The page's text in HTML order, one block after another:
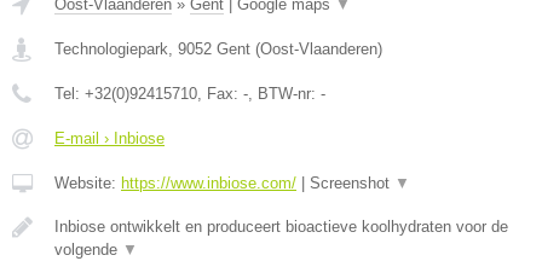
Oost-Vlaanderen » Gent Google maps ▼
Technologiepark, 9052 Gent (Oost-Vlaanderen)
Tel: +32(0)92415710, Fax: -, BTW-nr: -
E-mail › Inbiose
Website: https://www.inbiose.com/ Screenshot ▼
Inbiose ontwikkelt en produceert bioactieve koolhydraten voor de
volgende ▼